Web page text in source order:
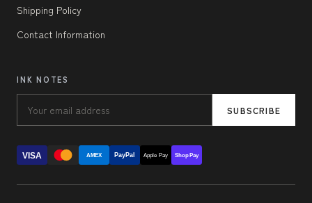
Shipping Policy
Contact Information
INK NOTES
SUBSCRIBE
VISA AMEX PayPal Apple Pay Shop Pay